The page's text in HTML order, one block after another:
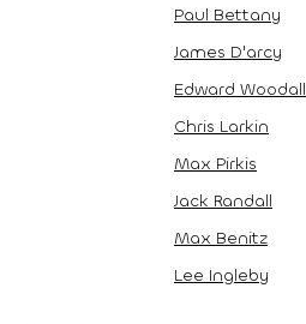
Paul Bettany
James D'arcy
Edward Woodall
Chris Larkin
Max Pirkis
Jack Randall
Max Benitz
Lee Ingleby